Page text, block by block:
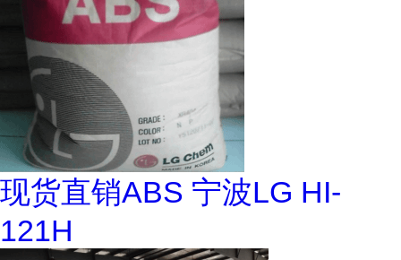
现货直销ABS 宁波LG HI-
121H